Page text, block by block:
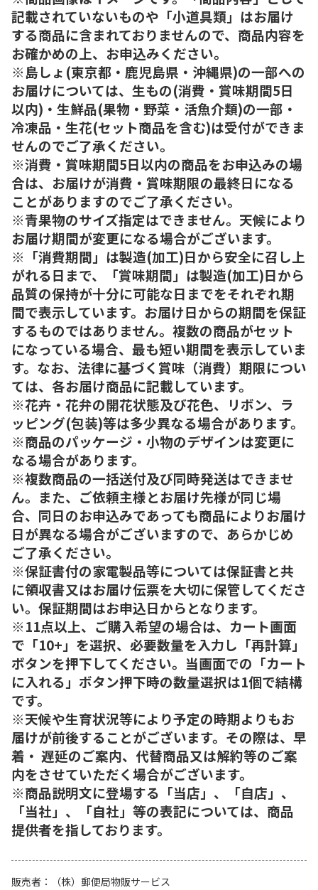
記載されていないものや「小道具類」はお届け
する商品に含まれておりませんので、商品内容を
お確かめの上、お申込みください。
※島しょ(東京都・鹿児島県・沖縄県)の一部への
お届けについては、生もの(消費・賞味期間5日
以内)・生鮮品(果物・野菜・活魚介類)の一部・
冷凍品・生花(セット商品を含む)は受付ができま
せんのでご了承ください。
※消費・賞味期間5日以内の商品をお申込みの場
合は、お届けが消費・賞味期限の最終日になる
ことがありますのでご了承ください。
※青果物のサイズ指定はできません。天候により
お届け期間が変更になる場合がございます。
※「消費期間」は製造(加工)日から安全に召し上
がれる日まで、「賞味期間」は製造(加工)日から
品質の保持が十分に可能な日までをそれぞれ期
間で表示しています。お届け日からの期間を保証
するものではありません。複数の商品がセット
になっている場合、最も短い期間を表示していま
す。なお、法律に基づく賞味（消費）期限につい
ては、各お届け商品に記載しています。
※花卉・花弁の開花状態及び花色、リボン、ラ
ッピング(包装)等は多少異なる場合があります。
※商品のパッケージ・小物のデザインは変更に
なる場合があります。
※複数商品の一括送付及び同時発送はできませ
ん。また、ご依頼主様とお届け先様が同じ場
合、同日のお申込みであっても商品によりお届け
日が異なる場合がございますので、あらかじめ
ご了承ください。
※保証書付の家電製品等については保証書と共
に領収書又はお届け伝票を大切に保管してくださ
い。保証期間はお申込日からとなります。
※11点以上、ご購入希望の場合は、カート画面
で「10+」を選択、必要数量を入力し「再計算」
ボタンを押下してください。当画面での「カート
に入れる」ボタン押下時の数量選択は1個で結構
です。
※天候や生育状況等により予定の時期よりもお
届けが前後することがございます。その際は、早
着・ 遅延のご案内、代替商品又は解約等のご案
内をさせていただく場合がございます。
※商品説明文に登場する「当店」、「自店」、
「当社」、「自社」等の表記については、商品
提供者を指しております。
販売者
（株）郵便局物販サービス